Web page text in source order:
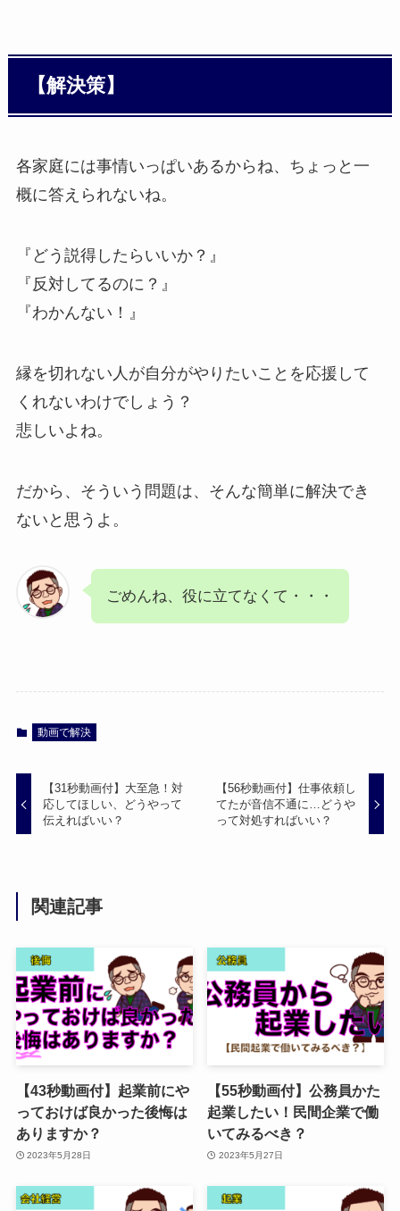
【解決策】
各家庭には事情いっぱいあるからね、ちょっと一
概に答えられないね。
『どう説得したらいいか？』
『反対してるのに？』
『わかんない！』
縁を切れない人が自分がやりたいことを応援して
くれないわけでしょう？
悲しいよね。
だから、そういう問題は、そんな簡単に解決でき
ないと思うよ。
ごめんね、役に立てなくて・・・
動画で解決
【31秒動画付】大至急！対
応してほしい、どうやって
伝えればいい？
【56秒動画付】仕事依頼し
てたが音信不通に…どうや
って対処すればいい？
関連記事
【43秒動画付】起業前にや
っておけば良かった後悔は
ありますか？
2023年5月28日
【55秒動画付】公務員かた
起業したい！民間企業で働
いてみるべき？
2023年5月27日